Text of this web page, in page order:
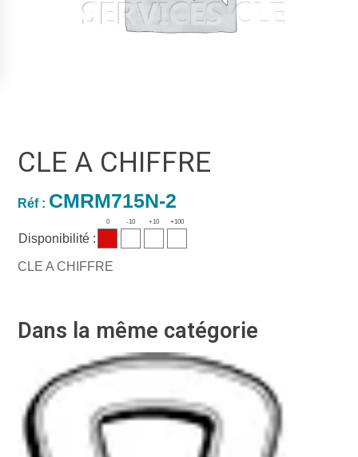
CLE A CHIFFRE
Réf : CMRM715N-2
Disponibilité :
0 -10 +10 +100
CLE A CHIFFRE
Dans la même catégorie